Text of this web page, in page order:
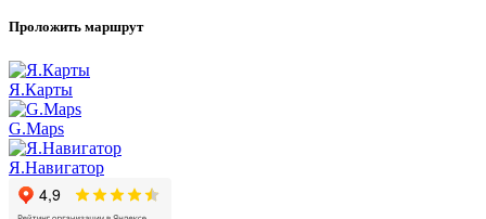
Проложить маршрут
Я.Карты
G.Maps
Я.Навигатор